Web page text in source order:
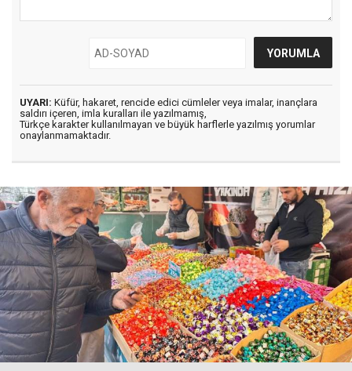
UYARI: Küfür, hakaret, rencide edici cümleler veya imalar, inançlara
saldırı içeren, imla kuralları ile yazılmamış,
Türkçe karakter kullanılmayan ve büyük harflerle yazılmış yorumlar
onaylanmamaktadır.